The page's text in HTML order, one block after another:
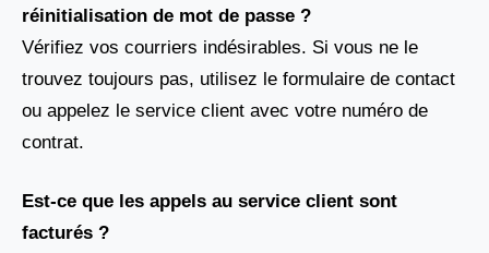
réinitialisation de mot de passe ?
Vérifiez vos courriers indésirables. Si vous ne le
trouvez toujours pas, utilisez le formulaire de contact
ou appelez le service client avec votre numéro de
contrat.
Est-ce que les appels au service client sont
facturés ?